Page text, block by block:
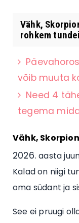
Vähk,
rohkem
võib muuta
Need 4
tegema
Vähk,
aasta
Kalad on niigi
oma südant ja
See ei pruugi